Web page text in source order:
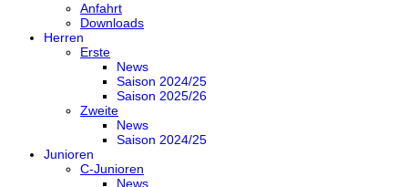
Anfahrt
Downloads
Herren
Erste
News
Saison 2024/25
Saison 2025/26
Zweite
News
Saison 2024/25
Junioren
C-Junioren
News